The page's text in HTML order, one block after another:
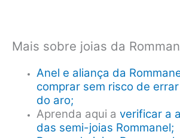
Mais sobre joias da
Anel e aliança da
comprar sem risco de
do aro;
Aprenda aqui averificar a
das semi-joias Rommanel;